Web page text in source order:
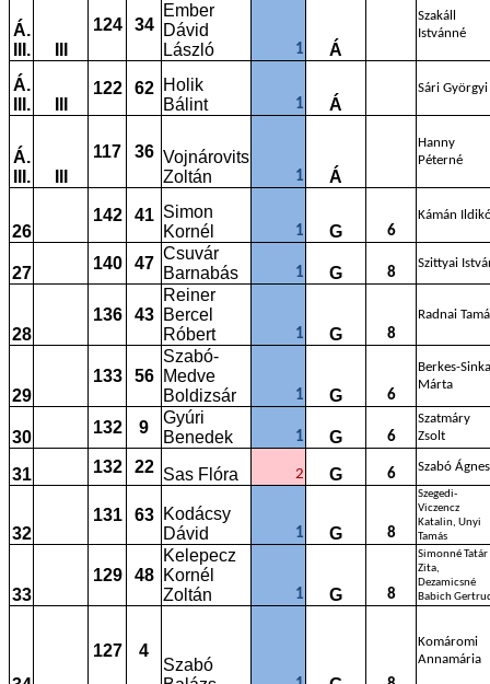
Á.
III.
124 34
Ember
Dávid
László
1 Á
Szakáll
Istvánné
Á.
III.
122 62
Holik
Bálint
1 Á
Sári Györgyi
Á.
III.
117 36 Vojnárovits
Zoltán
1 Á
Hanny
Péterné
26
142 41 Simon
Kornél
1 G 6
Kámán
27
140 47
Csuvár
Barnabás
1 G 8
Szittyai
28
136 43
Reiner
Bercel
Róbert
1 G 8
Radnai
29
133 56
Szabó-
Medve
Boldizsár
1 G 6
Berkes-Sinka
Márta
30
132 9
Gyúri
Benedek
1 G 6
Szatmáry
Zsolt
31 132 22 Sas Flóra 2 G 6 Szabó Ágnes
32
131 63
Kodácsy
Dávid
1 G 8
Szegedi-
Viczencz
Katalin, Unyi
Tamás
33
129 48
Kelepecz
Kornél
Zoltán
1 G 8
Simonné Tatár
Zita,
Dezamicsné
Babich
127 4
Szabó
Komáromi
Annamária